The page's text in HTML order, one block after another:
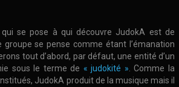
qui se pose à qui découvre JudokA est de
groupe se pense comme étant l’émanation
tout d’abord, par défaut, une entité d’un
sous le terme de « judokité » . Comme la
JudokA produit de la musique mais il